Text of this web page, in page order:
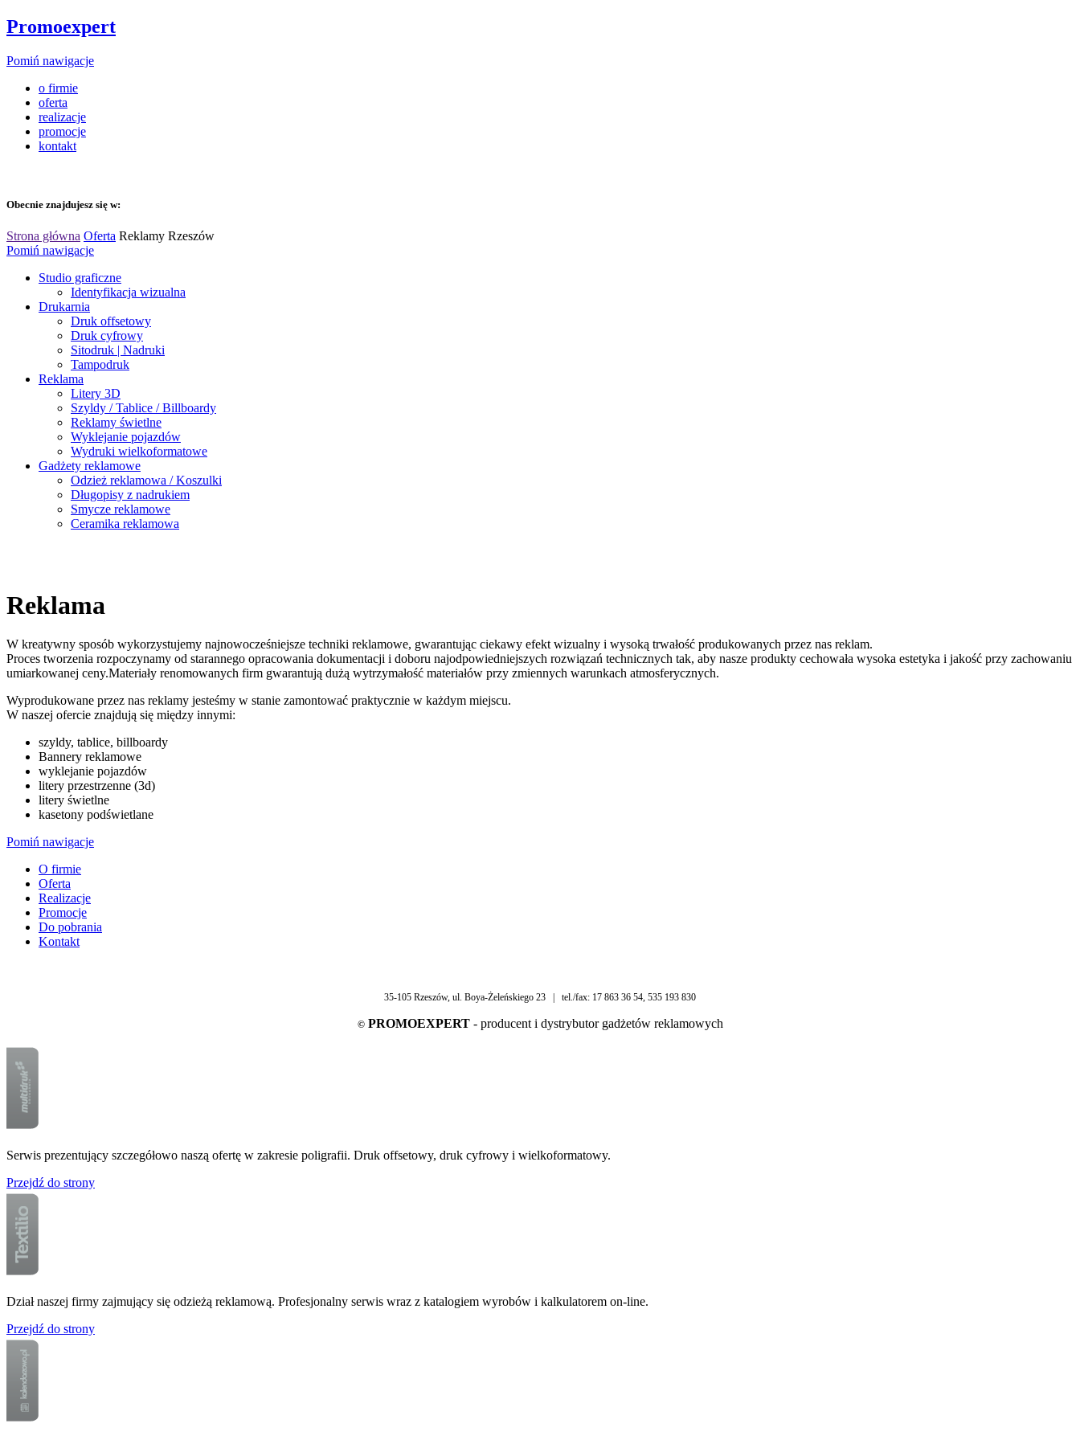
Promoexpert
Pomiń nawigacje
o firmie
oferta
realizacje
promocje
kontakt
Obecnie znajdujesz się w:
Strona główna Oferta Reklamy Rzeszów
Pomiń nawigacje
Studio graficzne
Identyfikacja wizualna
Drukarnia
Druk offsetowy
Druk cyfrowy
Sitodruk | Nadruki
Tampodruk
Reklama
Litery 3D
Szyldy / Tablice / Billboardy
Reklamy świetlne
Wyklejanie pojazdów
Wydruki wielkoformatowe
Gadżety reklamowe
Odzież reklamowa / Koszulki
Długopisy z nadrukiem
Smycze reklamowe
Ceramika reklamowa
Reklama
W kreatywny sposób wykorzystujemy najnowocześniejsze techniki reklamowe, gwarantując ciekawy efekt wizualny i wysoką trwałość produkowanych przez nas reklam.
Proces tworzenia rozpoczynamy od starannego opracowania dokumentacji i doboru najodpowiedniejszych rozwiązań technicznych tak, aby nasze produkty cechowała wysoka estetyka i jakość przy zachowaniu
umiarkowanej ceny.Materiały renomowanych firm gwarantują dużą wytrzymałość materiałów przy zmiennych warunkach atmosferycznych.
Wyprodukowane przez nas reklamy jesteśmy w stanie zamontować praktycznie w każdym miejscu.
W naszej ofercie znajdują się między innymi:
szyldy, tablice, billboardy
Bannery reklamowe
wyklejanie pojazdów
litery przestrzenne (3d)
litery świetlne
kasetony podświetlane
Pomiń nawigacje
O firmie
Oferta
Realizacje
Promocje
Do pobrania
Kontakt
35-105 Rzeszów, ul. Boya-Żeleńskiego 23 | tel./fax: 17 863 36 54, 535 193 830
©PROMOEXPERT - producent i dystrybutor gadżetów reklamowych
Serwis prezentujący szczegółowo naszą ofertę w zakresie poligrafii. Druk offsetowy, druk cyfrowy i wielkoformatowy.
Przejdź do strony
Dział naszej firmy zajmujący się odzieżą reklamową. Profesjonalny serwis wraz z katalogiem wyrobów i kalkulatorem on-line.
Przejdź do strony